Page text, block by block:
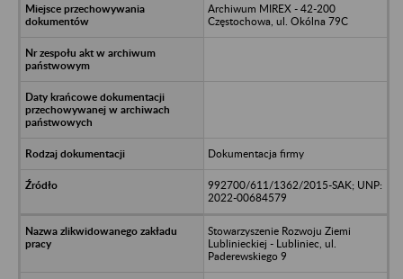
Archiwum MIREX - 42-200
Częstochowa, ul. Okólna 79C
Dokumentacja firmy
992700/611/1362/2015-SAK; UNP:
2022-00684579
Stowarzyszenie Rozwoju Ziemi
Lublinieckiej - Lubliniec, ul.
Paderewskiego 9